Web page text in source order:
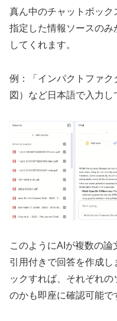
真ん中のチャットボッ
指定した情報ソースの
してくれます。
例：「インパクトファ
図）など日本語で入力し
このようにAIが複数の
引用付きで回答を作成し
ックすれば、それぞれ
のかも即座に確認可能で